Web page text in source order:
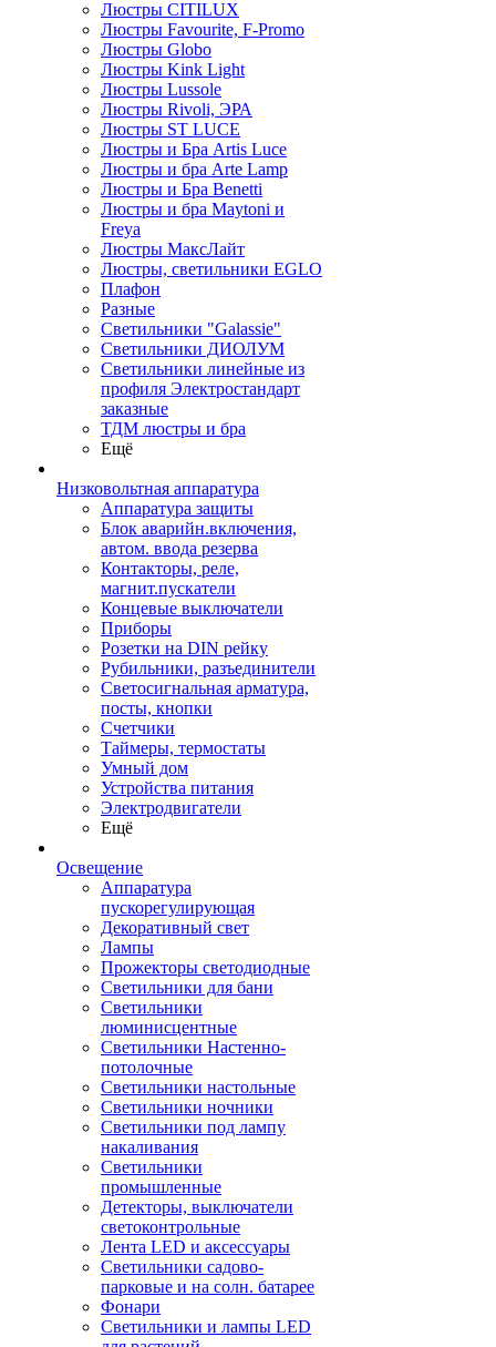
Люстры CITILUX
Люстры Favourite, F-Promo
Люстры Globo
Люстры Kink Light
Люстры Lussole
Люстры Rivoli, ЭРА
Люстры ST LUCE
Люстры и Бра Artis Luce
Люстры и бра Arte Lamp
Люстры и Бра Benetti
Люстры и бра Maytoni и
Freya
Люстры МаксЛайт
Люстры, светильники EGLO
Плафон
Разные
Светильники "Galassie"
Светильники ДИОЛУМ
Светильники линейные из
профиля Электростандарт
заказные
ТДМ люстры и бра
Ещё
Низковольтная аппаратура
Аппаратура защиты
Блок аварийн.включения,
автом. ввода резерва
Контакторы, реле,
магнит.пускатели
Концевые выключатели
Приборы
Розетки на DIN рейку
Рубильники, разъединители
Светосигнальная арматура,
посты, кнопки
Счетчики
Таймеры, термостаты
Умный дом
Устройства питания
Электродвигатели
Ещё
Освещение
Аппаратура
пускорегулирующая
Декоративный свет
Лампы
Прожекторы светодиодные
Светильники для бани
Светильники
люминисцентные
Светильники Настенно-
потолочные
Светильники настольные
Светильники ночники
Светильники под лампу
накаливания
Светильники
промышленные
Детекторы, выключатели
светоконтрольные
Лента LED и аксессуары
Светильники садово-
парковые и на солн. батарее
Фонари
Светильники и лампы LED